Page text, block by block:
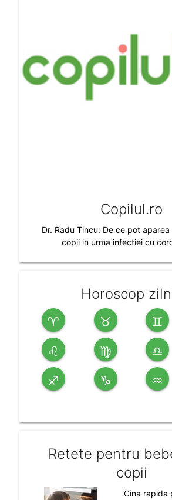
Copilul.ro
Dr. Radu Tincu: De ce pot
copii in urma infectiei cu
Horoscop
♈ ♉ ♊
♌ ♍ ♎
♐ ♑ ♒
Retete pentru
copii
Cina rapida